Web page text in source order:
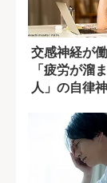
交感神経が
「疲労が溜
人」の自律